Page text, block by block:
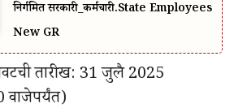
निर्गमित सरकारी_कर्मचारी.State Employees
New GR
तारीख: 31 जुलै 2025